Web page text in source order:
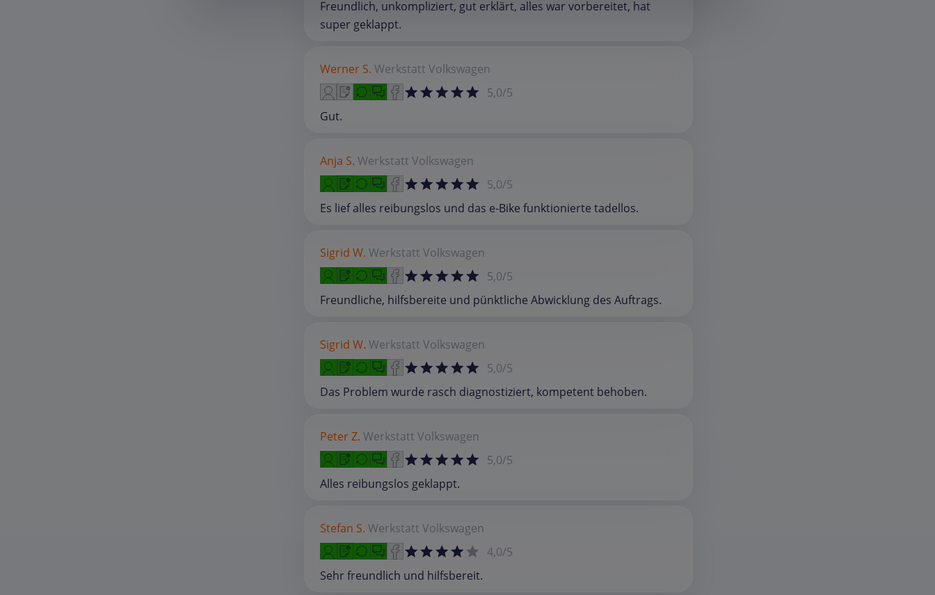
Freundlich, unkompliziert, gut erklärt, alles war vorbereitet, hat
super geklappt.
Werner S. Werkstatt Volkswagen
5,0/5
Gut.
Anja S. Werkstatt Volkswagen
5,0/5
Es lief alles reibungslos und das e-Bike funktionierte tadellos.
Sigrid W. Werkstatt Volkswagen
5,0/5
Freundliche, hilfsbereite und pünktliche Abwicklung des Auftrags.
Sigrid W. Werkstatt Volkswagen
5,0/5
Das Problem wurde rasch diagnostiziert, kompetent behoben.
Peter Z. Werkstatt Volkswagen
5,0/5
Alles reibungslos geklappt.
Stefan S. Werkstatt Volkswagen
4,0/5
Sehr freundlich und hilfsbereit.